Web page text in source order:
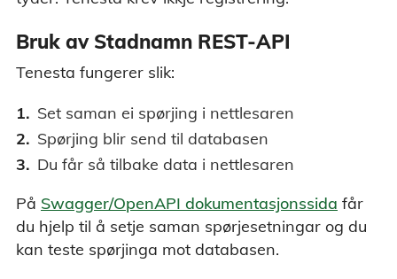
Bruk av Stadnamn REST-API
Tenesta fungerer slik:
Set saman ei spørjing i nettlesaren
Spørjing blir send til databasen
Du får så tilbake data i nettlesaren
På Swagger/OpenAPI dokumentasjonssida får
du hjelp til å setje saman spørjesetningar og du
kan teste spørjinga mot databasen.